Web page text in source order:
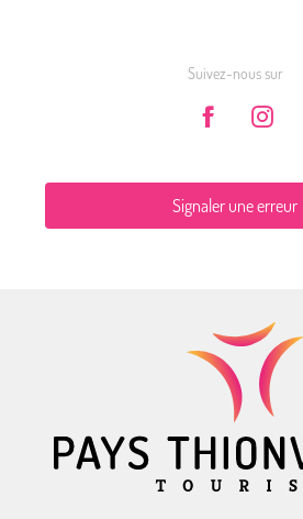
Suivez-nous sur
Signaler une erreur